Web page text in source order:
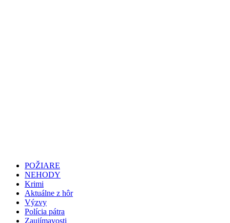
POŽIARE
NEHODY
Krimi
Aktuálne z hôr
Výzvy
Polícia pátra
Zaujímavosti